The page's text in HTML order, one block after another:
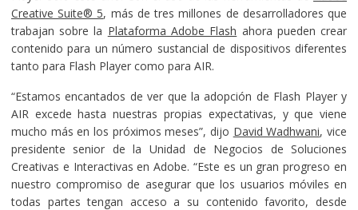
Creative Suite® 5, más de tres millones de desarrolladores que
trabajan sobre la Plataforma Adobe Flash ahora pueden crear
contenido para un número sustancial de dispositivos diferentes
tanto para Flash Player como para AIR.
“Estamos encantados de ver que la adopción de Flash Player y
AIR excede hasta nuestras propias expectativas, y que viene
mucho más en los próximos meses”, dijo David Wadhwani, vice
presidente senior de la Unidad de Negocios de Soluciones
Creativas e Interactivas en Adobe. “Este es un gran progreso en
nuestro compromiso de asegurar que los usuarios móviles en
todas partes tengan acceso a su contenido favorito, desde